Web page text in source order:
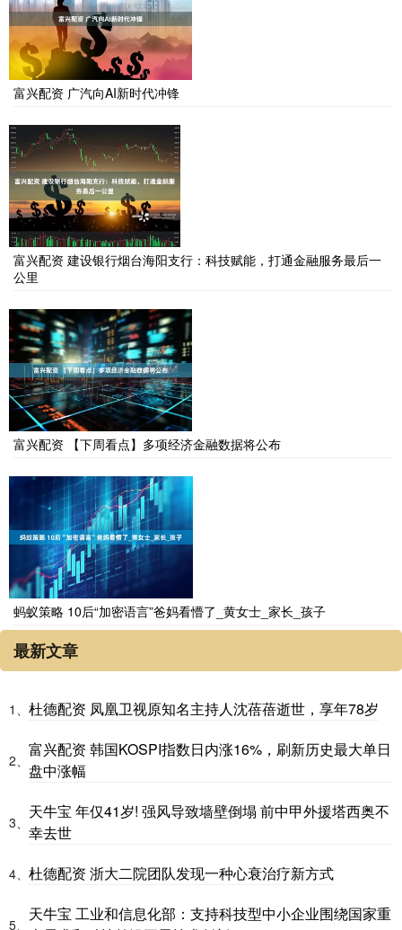
富兴配资 广汽向AI新时代冲锋
富兴配资 建设银行烟台海阳支行：科技赋能，打通金融服务最后一
公里
富兴配资 【下周看点】多项经济金融数据将公布
蚂蚁策略 10后“加密语言”爸妈看懵了_黄女士_家长_孩子
最新文章
1、 杜德配资 凤凰卫视原知名主持人沈蓓蓓逝世，享年78岁
2、
富兴配资 韩国KOSPI指数日内涨16%，刷新历史最大单日
盘中涨幅
3、
天牛宝 年仅41岁! 强风导致墙壁倒塌 前中甲外援塔西奥不
幸去世
4、 杜德配资 浙大二院团队发现一种心衰治疗新方式
5、
天牛宝 工业和信息化部：支持科技型中小企业围绕国家重